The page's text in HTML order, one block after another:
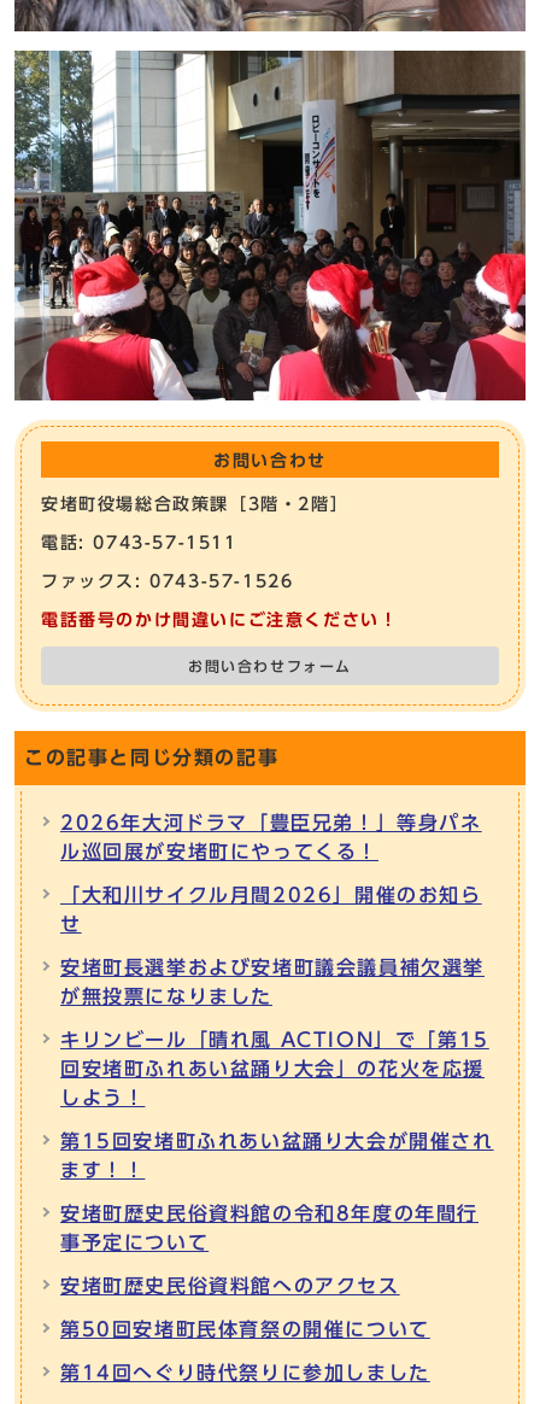
お問い合わせ
安堵町役場総合政策課［3階・2階］
電話: 0743-57-1511
ファックス: 0743-57-1526
電話番号のかけ間違いにご注意ください！
お問い合わせフォーム
この記事と同じ分類の記事
2026年大河ドラマ「豊臣兄弟！」等身パネ
ル巡回展が安堵町にやってくる！
「大和川サイクル月間2026」開催のお知ら
せ
安堵町長選挙および安堵町議会議員補欠選挙
が無投票になりました
キリンビール「晴れ風 ACTION」で「第15
回安堵町ふれあい盆踊り大会」の花火を応援
しよう！
第15回安堵町ふれあい盆踊り大会が開催され
ます！！
安堵町歴史民俗資料館の令和8年度の年間行
事予定について
安堵町歴史民俗資料館へのアクセス
第50回安堵町民体育祭の開催について
第14回へぐり時代祭りに参加しました